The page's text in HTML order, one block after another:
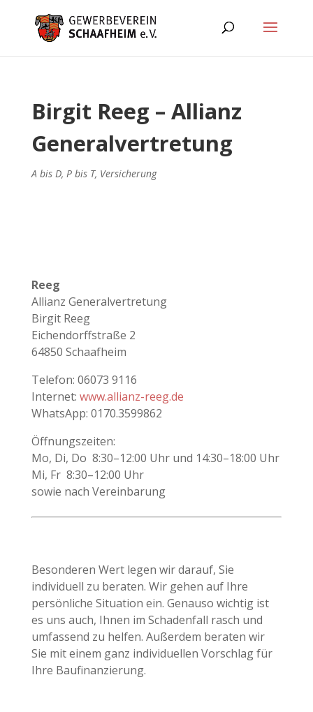
Birgit Reeg – Allianz
Generalvertretung
A bis D, P bis T, Versicherung
Reeg
Allianz Generalvertretung
Birgit Reeg
Eichendorffstraße 2
64850 Schaafheim
Telefon: 06073 9116
Internet: www.allianz-reeg.de
WhatsApp: 0170.3599862
Öffnungszeiten:
Mo, Di, Do 8:30–12:00 Uhr und 14:30–18:00 Uhr
Mi, Fr 8:30–12:00 Uhr
sowie nach Vereinbarung
Besonderen Wert legen wir darauf, Sie
individuell zu beraten. Wir gehen auf Ihre
persönliche Situation ein. Genauso wichtig ist
es uns auch, Ihnen im Schadenfall rasch und
umfassend zu helfen. Außerdem beraten wir
Sie mit einem ganz individuellen Vorschlag für
Ihre Baufinanzierung.